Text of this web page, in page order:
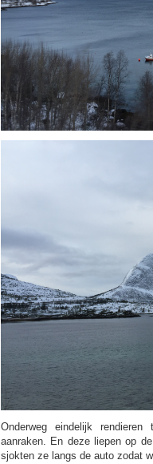
Onderweg eindelijk
aanraken. En deze liepen op
sjokten ze langs de auto zodat